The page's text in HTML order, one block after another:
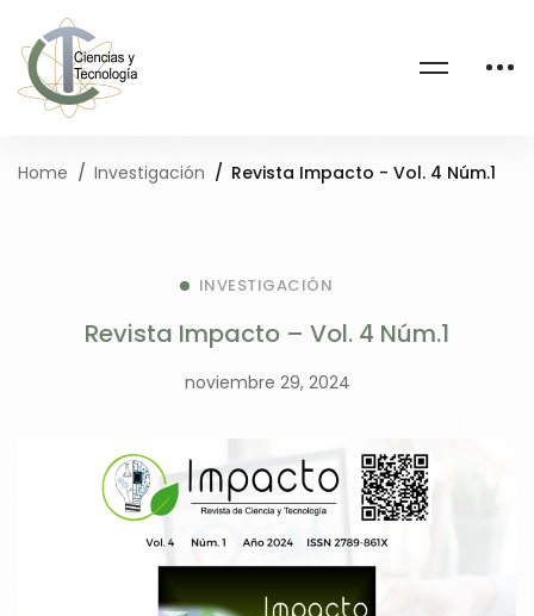
Home Investigación Revista Impacto - Vol. 4 Núm.1
INVESTIGACIÓN
Revista Impacto – Vol. 4 Núm.1
noviembre 29, 2024